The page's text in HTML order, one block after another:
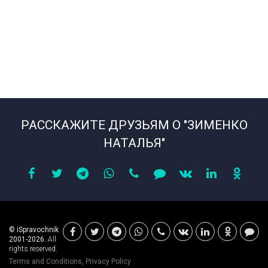
РАССКАЖИТЕ ДРУЗЬЯМ О "ЗИМЕНКО
НАТАЛЬЯ"
© iSpravochnik
2001-2026. All
rights reserved.
Terms and Conditions, Privacy Policy